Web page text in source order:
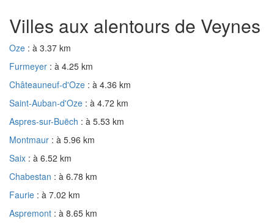
Villes aux alentours de Veynes
Oze : à 3.37 km
Furmeyer : à 4.25 km
Châteauneuf-d'Oze : à 4.36 km
Saint-Auban-d'Oze : à 4.72 km
Aspres-sur-Buëch : à 5.53 km
Montmaur : à 5.96 km
Saix : à 6.52 km
Chabestan : à 6.78 km
Faurie : à 7.02 km
Aspremont : à 8.65 km